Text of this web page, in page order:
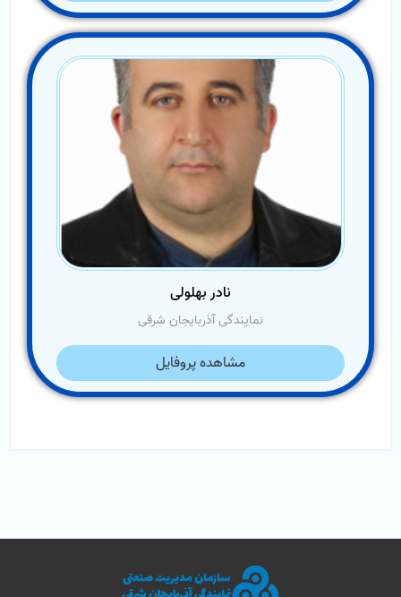
نادر بهلولی
نمایندگی آذربایجان شرقی
مشاهده پروفایل